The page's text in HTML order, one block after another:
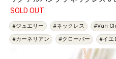
ネリアン タイガーズアイ
SOLD OUT
#ジュエリー #ネックレス #Van
#カーネリアン
#クローバー #イエ